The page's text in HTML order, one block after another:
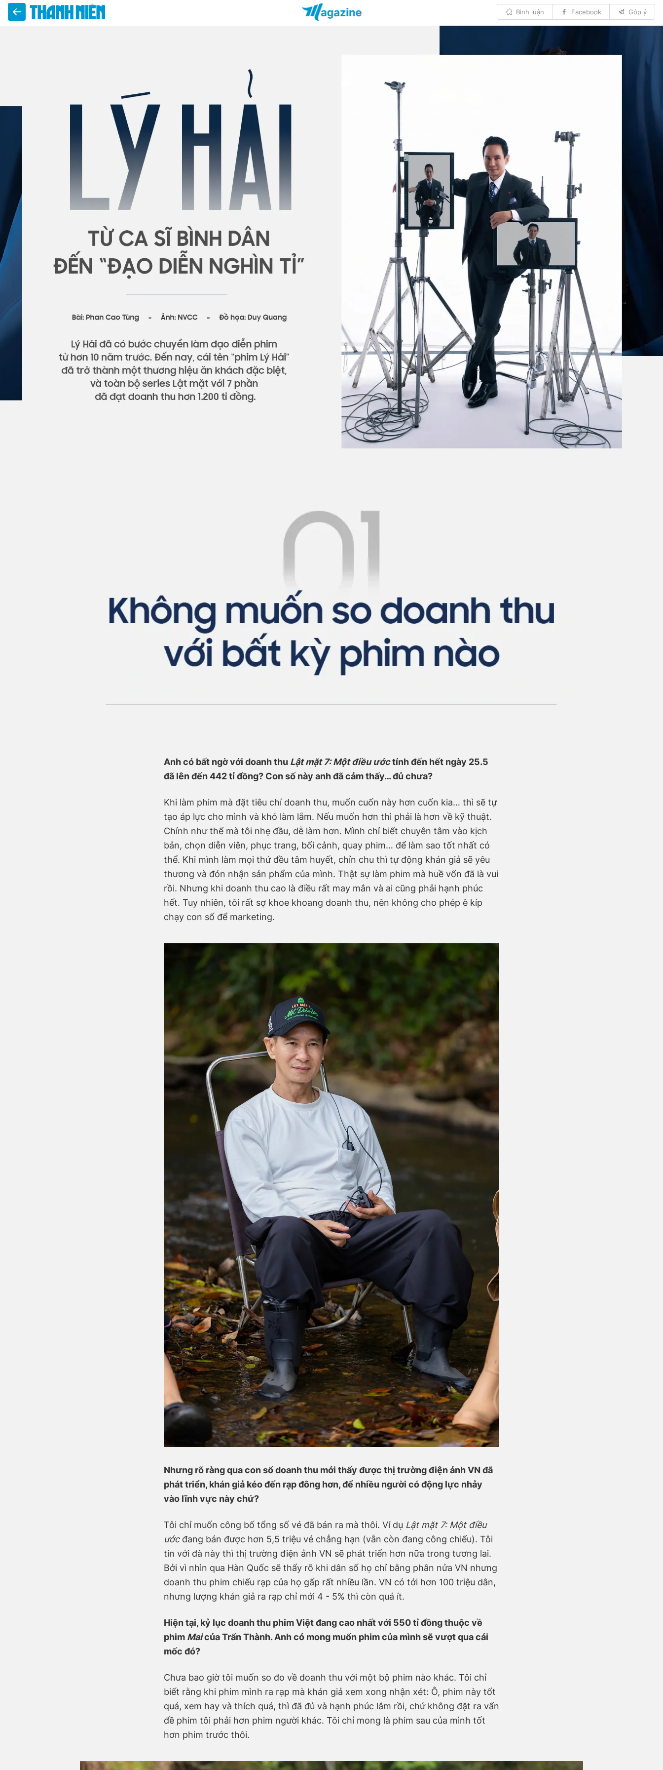
Bình luận Facebook Góp ý
Anh có bất ngờ với doanh thu Lật mặt 7: Một điều ướctính đến hết ngày 25.5
đã lên đến 442tỉ đồng? Con số này anh đã cảm thấy… đủ chưa?
Khi làm phim mà đặt tiêu chí doanh thu, muốn cuốn này hơn cuốn kia… thì sẽ tự
tạo áp lực cho mình và khó làm lắm. Nếu muốn hơn thì phải là hơn về kỹ thuật.
Chính như thế mà tôi nhẹ đầu, dễ làm hơn. Mình chỉ biết chuyên tâm vào kịch
bản, chọn diễn viên, phục trang, bối cảnh, quay phim… để làm sao tốt nhất có
thể. Khi mình làm mọi thứ đều tâm huyết, chỉn chu thì tự động khán giả sẽ yêu
thương và đón nhận sản phẩm của mình. Thật sự làm phim mà huề vốn đã là vui
rồi. Nhưng khi doanh thu cao là điều rất may mắn và ai cũng phải hạnh phúc
hết. Tuy nhiên, tôi rất sợ khoe khoang doanh thu, nên không cho phép ê kíp
chạy con số để marketing.
Nhưng rõ ràng qua con số doanh thu mới thấy được thị trường điện ảnh VN đã
phát triển, khán giả kéo đến rạp đông hơn, để nhiều người có động lực nhảy
vào lĩnh vực này chứ?
Tôi chỉ muốn công bố tổng số vé đã bán ra mà thôi. Ví dụ Lật mặt 7: Một điều
ướcđang bán được hơn 5,5 triệu vé chẳng hạn (vẫn còn đang công chiếu). Tôi
tin với đà này thì thị trường điện ảnh VN sẽ phát triển hơn nữa trong tương lai.
Bởi vì nhìn qua Hàn Quốc sẽ thấy rõ khi dân số họ chỉ bằng phân nửa VN nhưng
doanh thu phim chiếu rạp của họ gấp rất nhiều lần. VN có tới hơn 100 triệu dân,
nhưng lượng khán giả ra rạp chỉ mới 4 - 5% thì còn quá ít.
Hiện tại, kỷ lục doanh thu phim Việt đang cao nhất với 550 tỉ đồng thuộc về
phim Maicủa Trấn Thành. Anh có mong muốn phim của mình sẽ vượt qua cái
mốc đó?
Chưa bao giờ tôi muốn so đo về doanh thu với một bộ phim nào khác. Tôi chỉ
biết rằng khi phim mình ra rạp mà khán giả xem xong nhận xét: Ô, phim này tốt
quá, xem hay và thích quá, thì đã đủ và hạnh phúc lắm rồi, chứ không đặt ra vấn
đề phim tôi phải hơn phim người khác. Tôi chỉ mong là phim sau của mình tốt
hơn phim trước thôi.